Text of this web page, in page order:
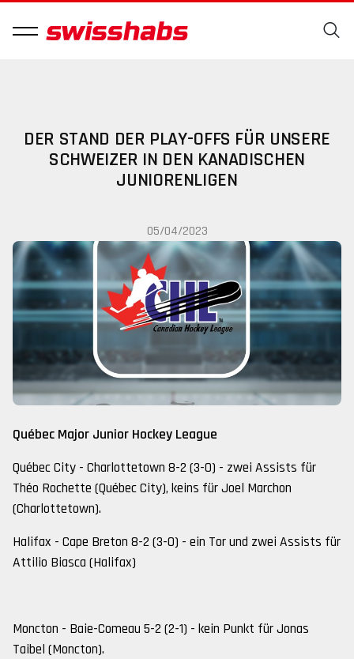
DER STAND DER PLAY-OFFS FÜR UNSERE
SCHWEIZER IN DEN KANADISCHEN
JUNIORENLIGEN
05/04/2023
Québec Major Junior Hockey League
Québec City - Charlottetown 8-2 (3-0) - zwei Assists für
Théo Rochette (Québec City), keins für Joel Marchon
(Charlottetown).
Halifax - Cape Breton 8-2 (3-0) - ein Tor und zwei Assists für
Attilio Biasca (Halifax)
Moncton - Baie-Comeau 5-2 (2-1) - kein Punkt für Jonas
Taibel (Moncton).